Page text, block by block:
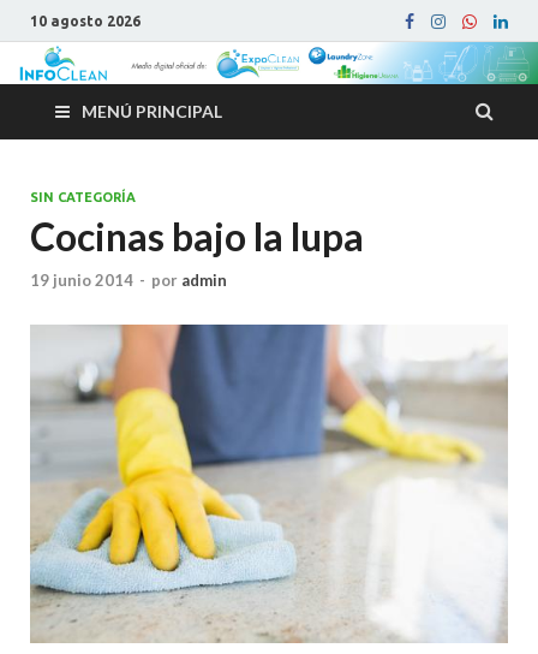
10 agosto 2026
MENÚ PRINCIPAL
SIN CATEGORÍA
Cocinas bajo la lupa
19 junio 2014 - por admin